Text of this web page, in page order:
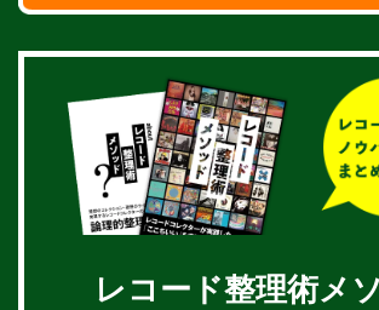
レコード整理術メ